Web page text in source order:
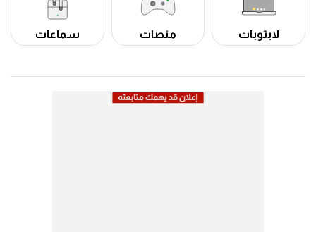
لابتوبات منصات سماعات